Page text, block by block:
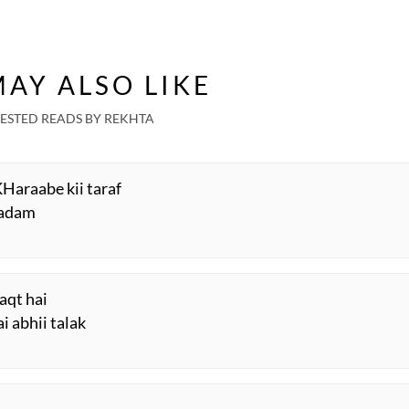
ALSO LIKE
READS BY REKHTA
kii taraf
hai
abhii talak